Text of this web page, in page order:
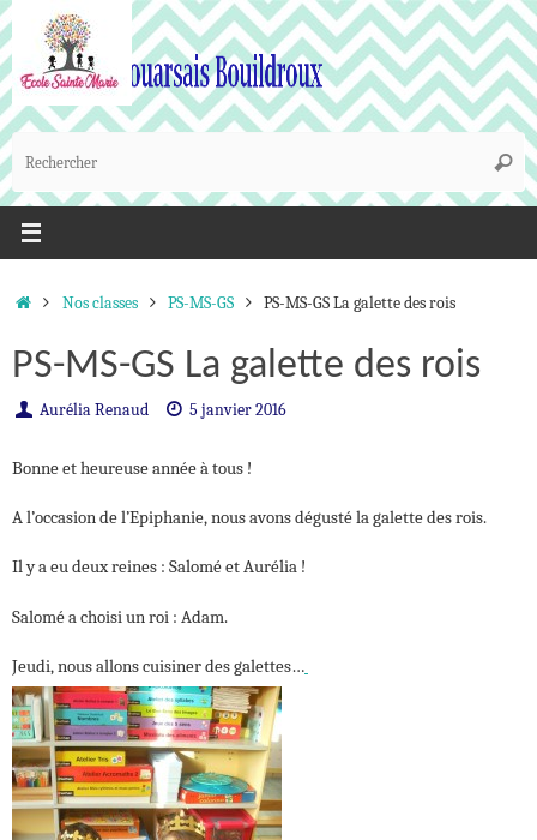
Passer
au
contenu
:
AccueilNos classes PS-MS-GS PS-MS-GS La galette des rois
PS-MS-GS La galette des rois
Aurélia Renaud 5 janvier 2016
Bonne et heureuse année à tous !
A l’occasion de l’Epiphanie, nous avons dégusté la galette des rois.
Il y a eu deux reines : Salomé et Aurélia !
Salomé a choisi un roi : Adam.
Jeudi, nous allons cuisiner des galettes…